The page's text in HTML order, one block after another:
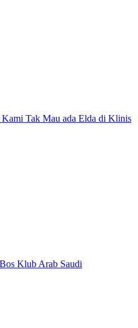
Kami Tak Mau ada Elda di Klinis
Klub Arab Saudi